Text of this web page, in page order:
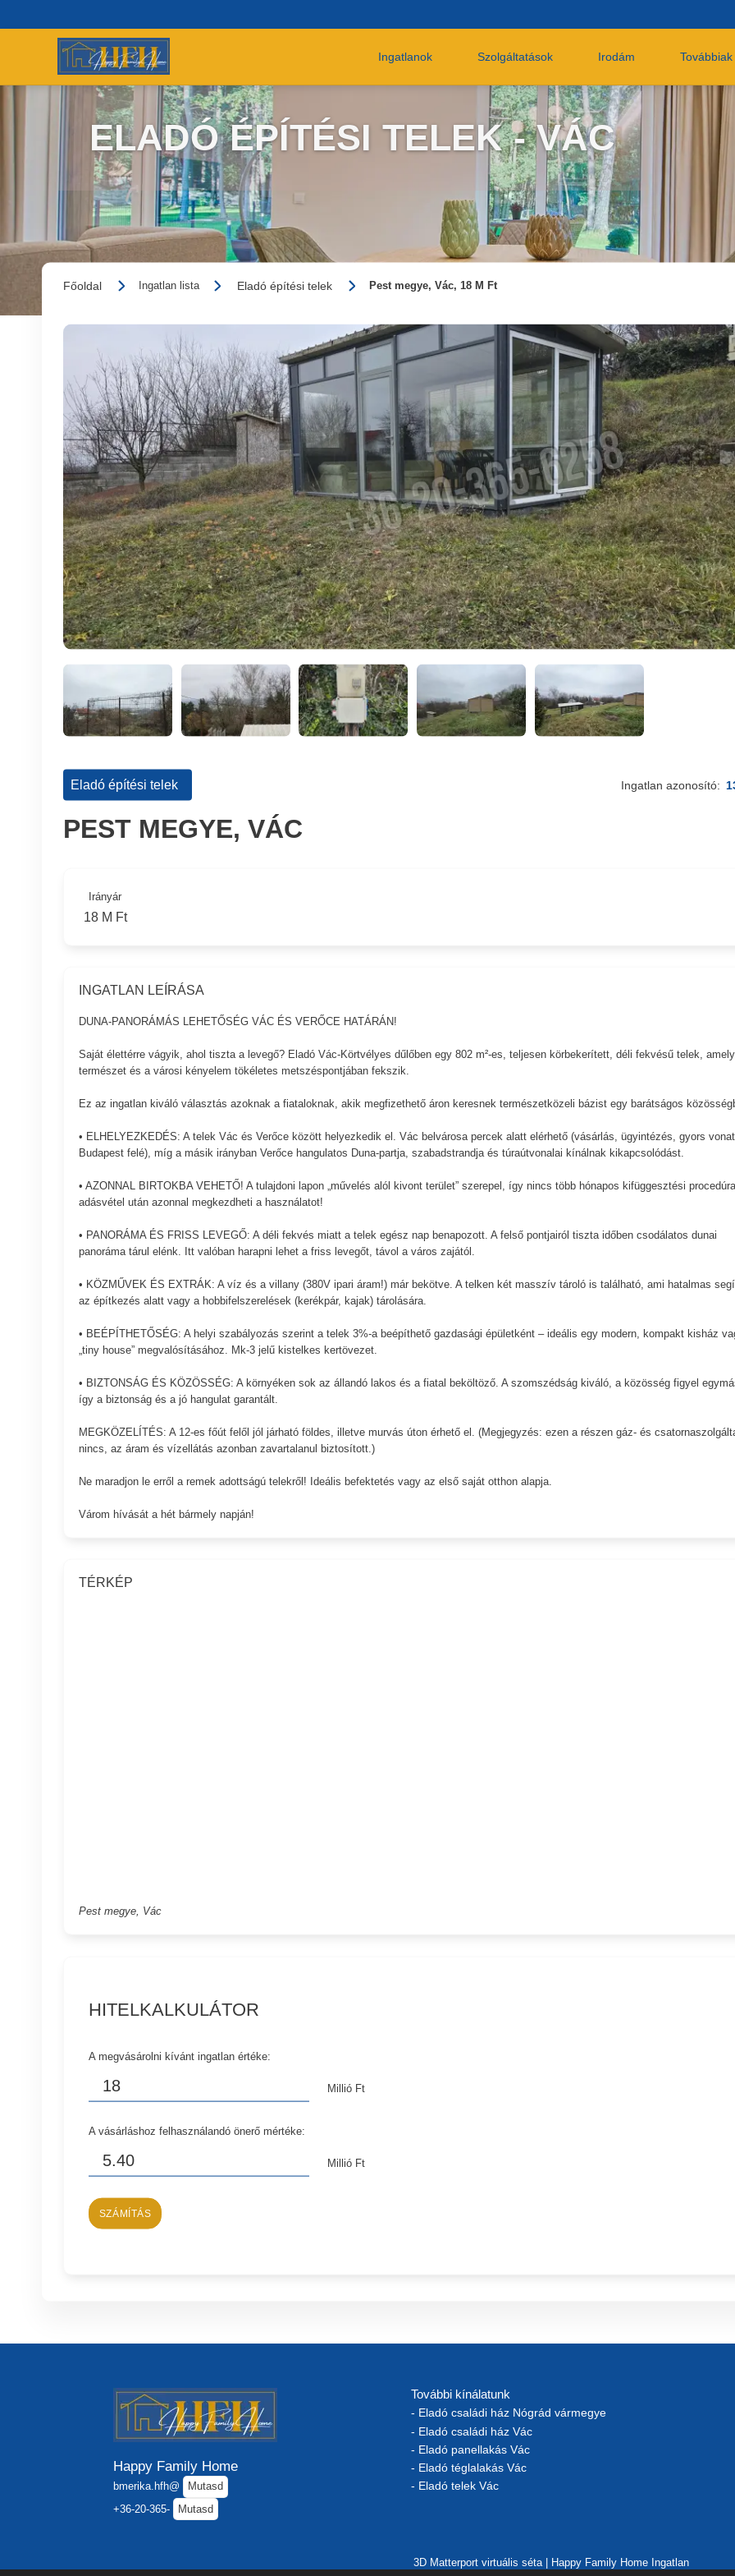
Ingatlanok Szolgáltatások Irodám Továbbiak
ELADÓ ÉPÍTÉSI TELEK - VÁC
Főoldal Ingatlan lista Eladó építési telek Pest megye, Vác, 18 M Ft
Eladó építési telek Ingatlan azonosító:
PEST MEGYE, VÁC
Irányár
18 M Ft
INGATLAN LEÍRÁSA
DUNA-PANORÁMÁS LEHETŐSÉG VÁC ÉS VERŐCE HATÁRÁN!
Saját élettérre vágyik, ahol tiszta a levegő? Eladó Vác-Körtvélyes dűlőben egy 802 m²-es, teljesen körbekerített, déli fekvésű telek,
természet és a városi kényelem tökéletes metszéspontjában fekszik.
Ez az ingatlan kiváló választás azoknak a fiataloknak, akik megfizethető áron keresnek természetközeli bázist egy barátságos
• ELHELYEZKEDÉS: A telek Vác és Verőce között helyezkedik el. Vác belvárosa percek alatt elérhető (vásárlás, ügyintézés, gyors vonat
Budapest felé), míg a másik irányban Verőce hangulatos Duna-partja, szabadstrandja és túraútvonalai kínálnak kikapcsolódást.
• AZONNAL BIRTOKBA VEHETŐ! A tulajdoni lapon „művelés alól kivont terület” szerepel, így nincs több hónapos kifüggesztési
adásvétel után azonnal megkezdheti a használatot!
• PANORÁMA ÉS FRISS LEVEGŐ: A déli fekvés miatt a telek egész nap benapozott. A felső pontjairól tiszta időben csodálatos dunai
panoráma tárul elénk. Itt valóban harapni lehet a friss levegőt, távol a város zajától.
• KÖZMŰVEK ÉS EXTRÁK: A víz és a villany (380V ipari áram!) már bekötve. A telken két masszív tároló is található, ami hatalmas
az építkezés alatt vagy a hobbifelszerelések (kerékpár, kajak) tárolására.
• BEÉPÍTHETŐSÉG: A helyi szabályozás szerint a telek 3%-a beépíthető gazdasági épületként – ideális egy modern, kompakt kisház
„tiny house” megvalósításához. Mk-3 jelű kistelkes kertövezet.
• BIZTONSÁG ÉS KÖZÖSSÉG: A környéken sok az állandó lakos és a fiatal beköltöző. A szomszédság kiváló, a közösség figyel
így a biztonság és a jó hangulat garantált.
MEGKÖZELÍTÉS: A 12-es főút felől jól járható földes, illetve murvás úton érhető el. (Megjegyzés: ezen a részen gáz- és
nincs, az áram és vízellátás azonban zavartalanul biztosított.)
Ne maradjon le erről a remek adottságú telekről! Ideális befektetés vagy az első saját otthon alapja.
Várom hívását a hét bármely napján!
TÉRKÉP
Pest megye, Vác
HITELKALKULÁTOR
A megvásárolni kívánt ingatlan értéke:
Millió Ft
A vásárláshoz felhasználandó önerő mértéke:
Millió Ft
SZÁMÍTÁS
Happy Family Home
bmerika.hfh@
Mutasd
+36-20-365-
Mutasd
További kínálatunk
- Eladó családi ház Nógrád vármegye
- Eladó családi ház Vác
- Eladó panellakás Vác
- Eladó téglalakás Vác
- Eladó telek Vác
3D Matterport virtuális séta | Happy Family Home Ingatlan